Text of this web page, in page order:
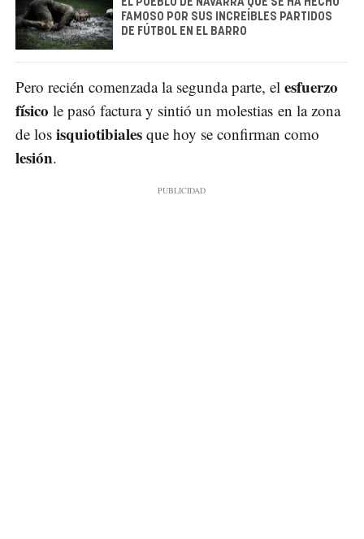
EL PUEBLO DE NAVARRA QUE SE HA HECHO
FAMOSO POR SUS INCREÍBLES PARTIDOS
DE FÚTBOL EN EL BARRO
Pero recién comenzada la segunda parte, el esfuerzo
físico le pasó factura y sintió un molestias en la zona
de los isquiotibiales que hoy se confirman como
lesión.